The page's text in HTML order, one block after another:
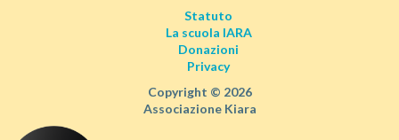
Statuto
La scuola IARA
Donazioni
Privacy
Copyright © 2026
Associazione Kiara